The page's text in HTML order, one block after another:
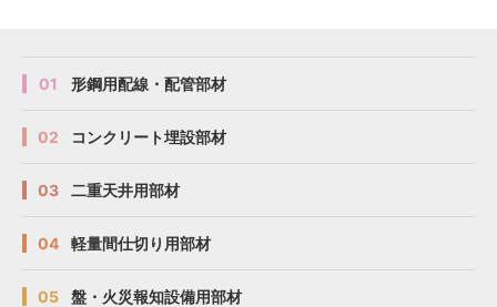
01 形鋼用配線・配管部材
02 コンクリート埋設部材
03 二重天井用部材
04 軽量間仕切り用部材
05 盤・火災報知設備用部材